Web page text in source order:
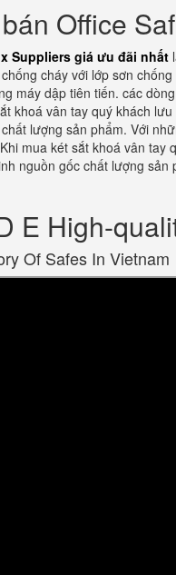
Office
Suppliers giá ưu đãi nhất
cháy với lớp sơn
máy dập tiên tiến. các
khoá vân tay quý khách
lượng sản phẩm. Với
mua két sắt khoá vân
nguồn gốc chất lượng
E High-
Of Safes In Vietnam